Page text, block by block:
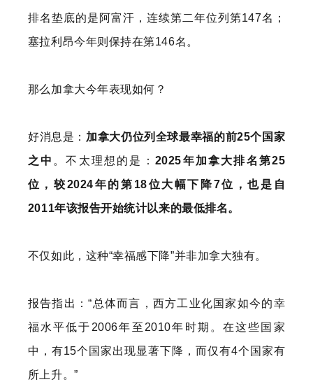
排名垫底的是阿富汗，连续第二年位列第147名；
塞拉利昂今年则保持在第146名。
那么加拿大今年表现如何？
好消息是： 加拿大仍位列全球最幸福的前25个国家
之中 。不太理想的是： 2025年加拿大排名第25
位，较2024年的第18位大幅下降7位，也是自
2011年该报告开始统计以来的最低排名。
不仅如此，这种“幸福感下降”并非加拿大独有。
报告指出：“总体而言，西方工业化国家如今的幸
福水平低于2006年至2010年时期。在这些国家
中，有15个国家出现显著下降，而仅有4个国家有
所上升。”